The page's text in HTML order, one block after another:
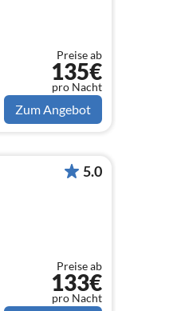
Preise ab
135€
pro Nacht
Zum Angebot
5.0
Preise ab
133€
pro Nacht